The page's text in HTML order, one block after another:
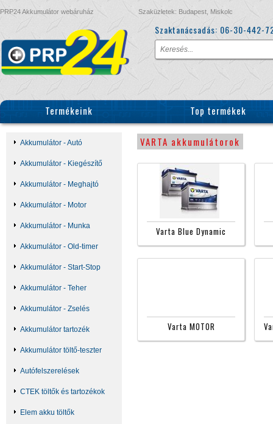
PRP24 Akkumulátor webáruház Szaküzletek: Budapest, Miskolc
Szaktanácsadás: 06-30-442-
Termékeink Top termékek
Akkumulátor - Autó
Akkumulátor - Kiegészítő
Akkumulátor - Meghajtó
Akkumulátor - Motor
Akkumulátor - Munka
Akkumulátor - Old-timer
Akkumulátor - Start-Stop
Akkumulátor - Teher
Akkumulátor - Zselés
Akkumulátor tartozék
Akkumulátor töltő-teszter
Autófelszerelések
CTEK töltők és tartozékok
Elem akku töltők
VARTA akkumulátorok
Varta Blue Dynamic
Varta MOTOR